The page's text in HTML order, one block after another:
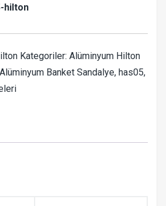
hilton
Kategoriler: Alüminyum Hilton
Alüminyum Banket Sandalye, has05,